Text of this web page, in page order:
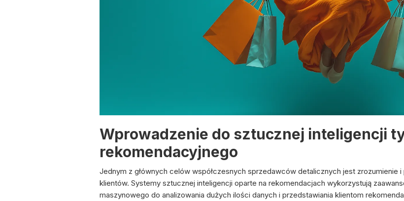
Wprowadzenie do sztucznej inteligencji
rekomendacyjnego
Jednym z głównych celów współczesnych sprzedawców detalicznych jest zrozumienie
klientów. Systemy sztucznej inteligencji oparte na rekomendacjach wykorzystują
maszynowego do analizowania dużych ilości danych i przedstawiania klientom